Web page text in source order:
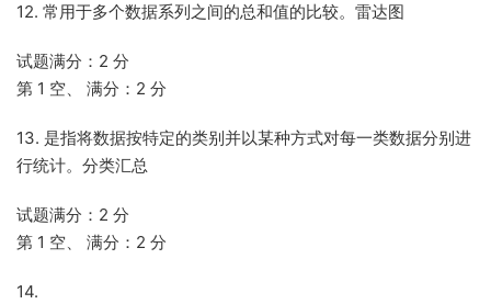
12. 常用于多个数据系列之间的总和值的比较。雷达图
试题满分：2 分
第 1 空、 满分：2 分
13. 是指将数据按特定的类别并以某种方式对每一类数据分别进
行统计。分类汇总
试题满分：2 分
第 1 空、 满分：2 分
14.